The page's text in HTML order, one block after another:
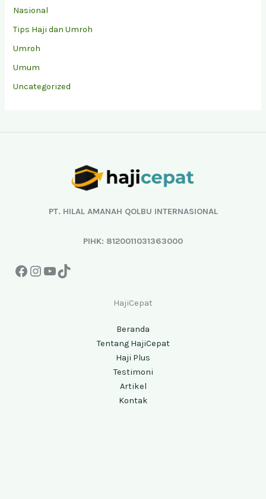
Nasional
Tips Haji dan Umroh
Umroh
Umum
Uncategorized
PT. HILAL AMANAH QOLBU INTERNASIONAL
PIHK: 8120011031363000
Instagram
YouTube
TikTok
HajiCepat
Beranda
Tentang HajiCepat
Haji Plus
Testimoni
Artikel
Kontak